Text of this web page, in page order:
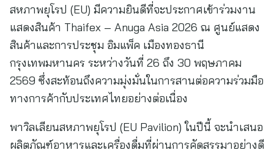
สหภาพยุโรป (EU) มีความยินดีที่จะประกาศเข้าร่วมงาน
แสดงสินค้า Thaifex – Anuga Asia 2026 ณ ศูนย์แสดง
สินค้าและการประชุม อิมแพ็ค เมืองทองธานี
กรุงเทพมหานคร ระหว่างวันที่ 26 ถึง 30 พฤษภาคม
2569 ซึ่งสะท้อนถึงความมุ่งมั่นในการสานต่อความร่วมมือ
ทางการค้ากับประเทศไทยอย่างต่อเนื่อง
พาวิลเลียนสหภาพยุโรป (EU Pavilion) ในปีนี้ จะนำเสนอ
ผลิตภัณฑ์อาหารและเครื่องดื่มที่ผ่านการคัดสรรมาอย่างดี